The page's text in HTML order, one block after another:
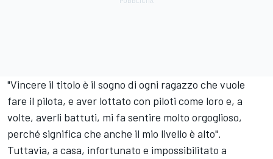
"Vincere il titolo è il sogno di ogni ragazzo che vuole
fare il pilota, e aver lottato con piloti come loro e, a
volte, averli battuti, mi fa sentire molto orgoglioso,
perché significa che anche il mio livello è alto".
Tuttavia, a casa, infortunato e impossibilitato a